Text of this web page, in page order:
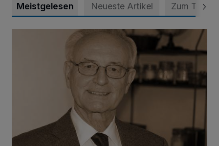
Meistgelesen Neueste Artikel Zum Thema
SPD trauert um Klaus Hänsch